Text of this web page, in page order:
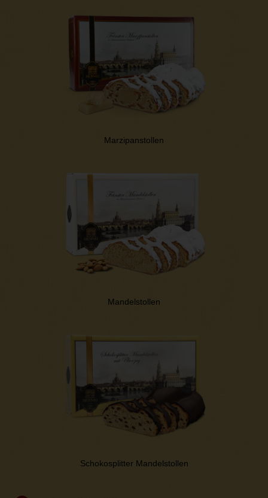
Marzipanstollen
Mandelstollen
Schokosplitter Mandelstollen